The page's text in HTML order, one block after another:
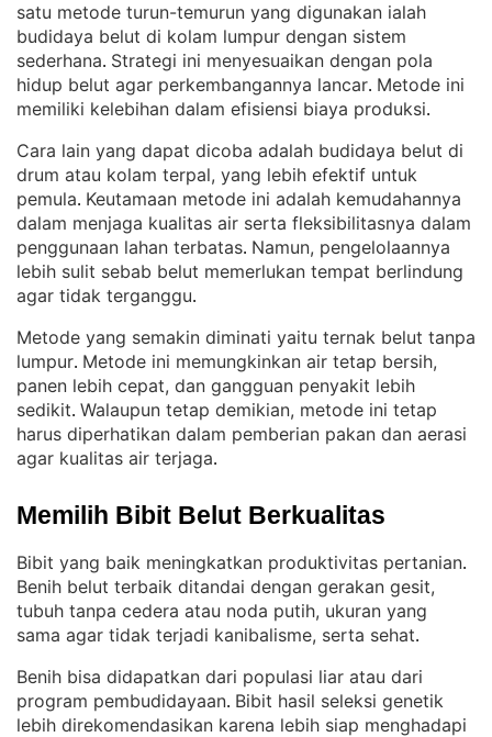
satu metode turun-temurun yang digunakan ialah
budidaya belut di kolam lumpur dengan sistem
sederhana. Strategi ini menyesuaikan dengan pola
hidup belut agar perkembangannya lancar. Metode ini
memiliki kelebihan dalam efisiensi biaya produksi.
Cara lain yang dapat dicoba adalah budidaya belut di
drum atau kolam terpal, yang lebih efektif untuk
pemula. Keutamaan metode ini adalah kemudahannya
dalam menjaga kualitas air serta fleksibilitasnya dalam
penggunaan lahan terbatas. Namun, pengelolaannya
lebih sulit sebab belut memerlukan tempat berlindung
agar tidak terganggu.
Metode yang semakin diminati yaitu ternak belut tanpa
lumpur. Metode ini memungkinkan air tetap bersih,
panen lebih cepat, dan gangguan penyakit lebih
sedikit. Walaupun tetap demikian, metode ini tetap
harus diperhatikan dalam pemberian pakan dan aerasi
agar kualitas air terjaga.
Memilih Bibit Belut Berkualitas
Bibit yang baik meningkatkan produktivitas pertanian
Benih belut terbaik ditandai dengan gerakan gesit,
tubuh tanpa cedera atau noda putih, ukuran yang
sama agar tidak terjadi kanibalisme, serta sehat.
Benih bisa didapatkan dari populasi liar atau dari
program pembudidayaan. Bibit hasil seleksi genetik
lebih direkomendasikan karena lebih siap menghadapi